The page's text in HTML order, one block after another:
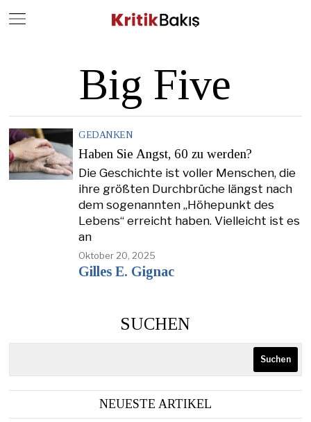
Big Five
GEDANKEN
Haben Sie Angst, 60 zu werden?
Die Geschichte ist voller Menschen, die
ihre größten Durchbrüche längst nach
dem sogenannten „Höhepunkt des
Lebens“ erreicht haben. Vielleicht ist es
an
Oktober 20, 2025
Gilles E. Gignac
SUCHEN
Suchen
NEUESTE ARTIKEL